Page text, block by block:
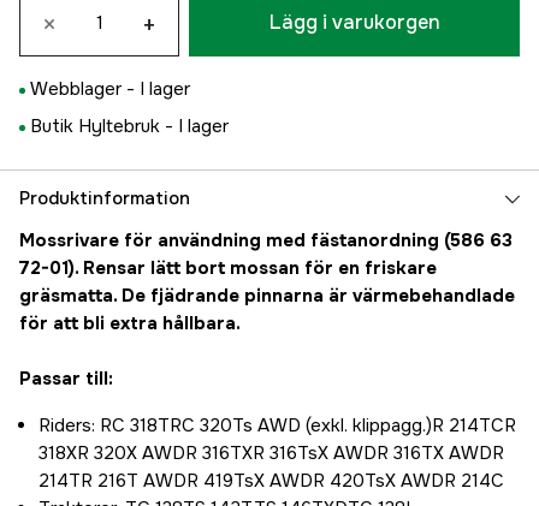
× + Lägg i varukorgen
Webblager - I lager
Butik Hyltebruk - I lager
Produktinformation
Mossrivare för användning med fästanordning (586 63
72-01). Rensar lätt bort mossan för en friskare
gräsmatta. De fjädrande pinnarna är värmebehandlade
för att bli extra hållbara.
Passar till:
Riders: RC 318TRC 320Ts AWD (exkl. klippagg.)R 214TCR
318XR 320X AWDR 316TXR 316TsX AWDR 316TX AWDR
214TR 216T AWDR 419TsX AWDR 420TsX AWDR 214C